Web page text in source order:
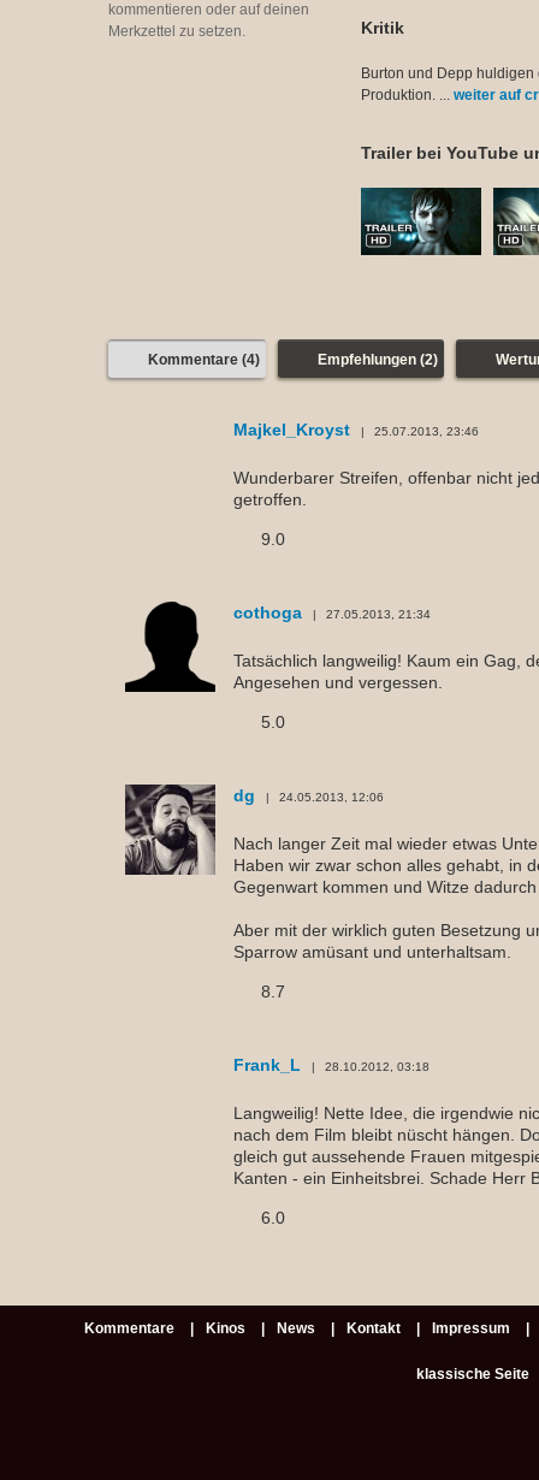
kommentieren oder auf deinen
Merkzettel zu setzen.
Kritik
Burton und Depp
Produktion. ... weiter auf
Trailer bei YouTube
Kommentare (4) Empfehlungen (2)
Majkel_Kroyst 25.07.2013, 23:46
Wunderbarer Streifen, offenbar nicht
getroffen.
9.0
cothoga 27.05.2013, 21:34
Tatsächlich langweilig! Kaum ein Gag,
Angesehen und vergessen.
5.0
dg 24.05.2013, 12:06
Nach langer Zeit mal wieder etwas
Haben wir zwar schon alles gehabt, in
Gegenwart kommen und Witze
Aber mit der wirklich guten Besetzung
Sparrow amüsant und unterhaltsam.
8.7
Frank_L 28.10.2012, 03:18
Langweilig! Nette Idee, die irgendwie
nach dem Film bleibt nüscht hängen.
gleich gut aussehende Frauen
Kanten - ein Einheitsbrei. Schade Herr
6.0
Kommentare Kinos News Kontakt Impressum
klassische Seite